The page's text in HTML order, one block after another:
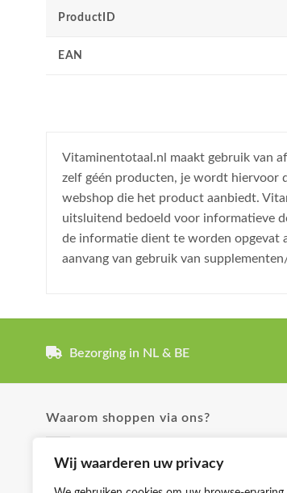
Wij waarderen uw privacy
ProductID
EAN
Vitaminentotaal.nl maakt gebruik van
zelf géén producten, je wordt hiervoor
webshop die het product aanbiedt.
uitsluitend bedoeld voor informatieve
de informatie dient te worden opgevat
aanvang van gebruik van
Bezorging in NL & BE
Waarom shoppen via ons?
✓ Uitgebreide product omschrijvingen